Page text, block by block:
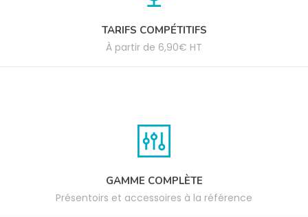
TARIFS COMPÉTITIFS
À partir de 6,90€ HT
GAMME COMPLÈTE
Présentoirs et accessoires à la référence